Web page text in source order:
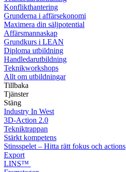
Konflikthantering
Grunderna i affärsekonomi
Maximera din säljpotential
Affärsmannaskap
Grundkurs i LEAN
Diploma utbildning
Handledarutbildning
Teknikworkshops
Allt om utbildningar
Tillbaka
Tjänster
Stäng
Industry In West
3D-Action 2.0
Tekniktrappan
Stärkt kompetens
Stinsspelet – Hitta rätt fokus och actions
Export
LINS™